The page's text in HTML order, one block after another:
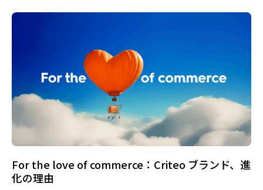
For the love of commerce：Criteo ブランド、進
化の理由